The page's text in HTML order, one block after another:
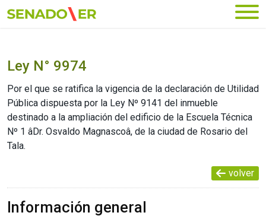
Ir al menú principal
Ley N° 9974
Por el que se ratifica la vigencia de la declaración de Utilidad
Pública dispuesta por la Ley Nº 9141 del inmueble
destinado a la ampliación del edificio de la Escuela Técnica
Nº 1 âDr. Osvaldo Magnascoâ, de la ciudad de Rosario del
Tala.
volver
Información general